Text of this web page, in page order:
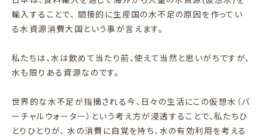
輸入することで、 間接的に生産国の水不足の原因を作ってい
る水資源消費大国という事が言えます。
私たちは、水は飲めて当たり前、使えて当然と思いがちですが、
水も限りある資源なのです。
世界的な水不足が指摘される今、日々の生活にこの仮想水（バ
ーチャルウォーター）という考え方が浸透することで、私たちひ
とりひとりが、 水の消費に自覚を持ち、水の有効利用を考える